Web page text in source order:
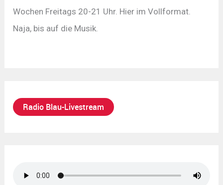
Wochen Freitags 20-21 Uhr. Hier im Vollformat.
Naja, bis auf die Musik.
Radio Blau-Livestream